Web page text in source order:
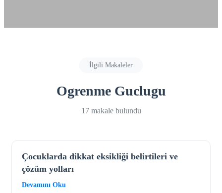
İlgili Makaleler
Ogrenme Guclugu
17 makale bulundu
Çocuklarda dikkat eksikliği belirtileri ve
çözüm yolları
Devamını Oku